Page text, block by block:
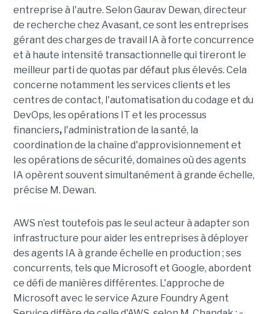
entreprise à l'autre. Selon Gaurav Dewan, directeur
de recherche chez Avasant, ce sont les entreprises
gérant des charges de travail IA à forte concurrence
et à haute intensité transactionnelle qui tireront le
meilleur parti de quotas par défaut plus élevés. Cela
concerne notamment les services clients et les
centres de contact, l'automatisation du codage et du
DevOps, les opérations IT et les processus
financiers,l'administration de la santé, la
coordination de la chaîne d'approvisionnement et
les opérations de sécurité, domaines où des agents
IA opèrent souvent simultanément à grande échelle,
précise M. Dewan.
AWS n’est toutefois pas le seul acteur à adapter son
infrastructure pour aider les entreprises à déployer
des agents IA à grande échelle en production ; ses
concurrents, tels que Microsoft et Google, abordent
ce défi de manières différentes. L'approche de
Microsoft avec le service Azure Foundry Agent